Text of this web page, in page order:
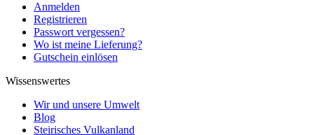
Anmelden
Registrieren
Passwort vergessen?
Wo ist meine Lieferung?
Gutschein einlösen
Wissenswertes
Wir und unsere Umwelt
Blog
Steirisches Vulkanland